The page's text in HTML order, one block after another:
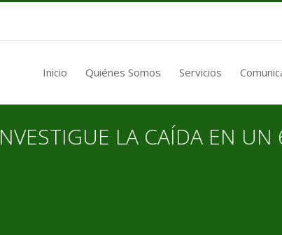
Inicio Quiénes Somos Servicios
LA CAÍDA EN